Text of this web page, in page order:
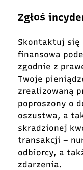
Zgłoś
Skontaktuj się
finansowa
zgodnie z
Twoje
zrealizowaną
poproszony o
oszustwa, a
skradzionej
transakcji –
odbiorcy, a
zdarzenia.